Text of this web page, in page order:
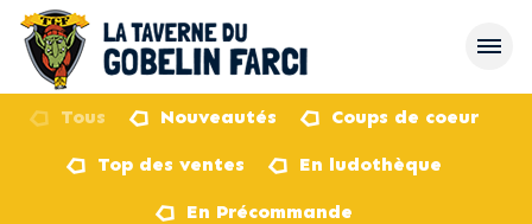
Tous Nouveautés Coups de coeur
Top des ventes En ludothèque
En Précommande